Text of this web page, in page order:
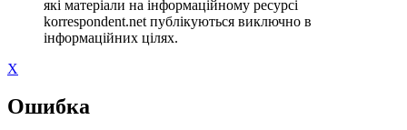
які матеріали на інформаційному ресурсі
korrespondent.net публікуються виключно в
інформаційних цілях.
X
Ошибка